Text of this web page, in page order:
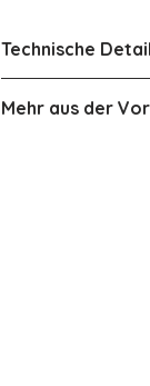
Technische
Dateigröße: 15 MB
Mehr aus der